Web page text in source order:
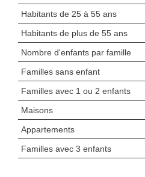
Habitants de 25 à 55 ans
Habitants de plus de 55 ans
Nombre d'enfants par famille
Familles sans enfant
Familles avec 1 ou 2 enfants
Maisons
Appartements
Familles avec 3 enfants